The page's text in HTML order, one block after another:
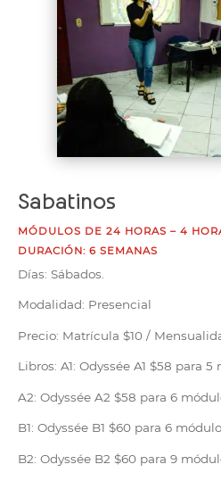
Sabatinos
MÓDULOS DE 24 HORAS – 4
DURACIÓN: 6 SEMANAS
Días: Sábados.
Modalidad: Presencial
Precio: Matrícula $10 /
Libros: A1: Odyssée A1 $58 para 5
A2: Odyssée A2 $58 para 6
B1: Odyssée B1 $60 para 6
B2: Odyssée B2 $60 para 9